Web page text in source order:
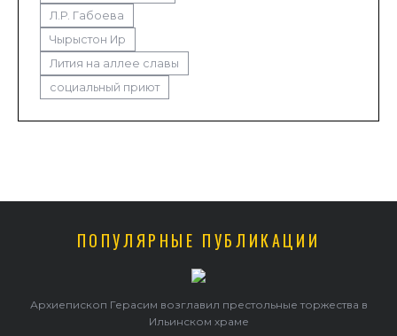
Л.Р. Габоева
Чырыстон Ир
Лития на аллее славы
социальный приют
ПОПУЛЯРНЫЕ ПУБЛИКАЦИИ
торжества в